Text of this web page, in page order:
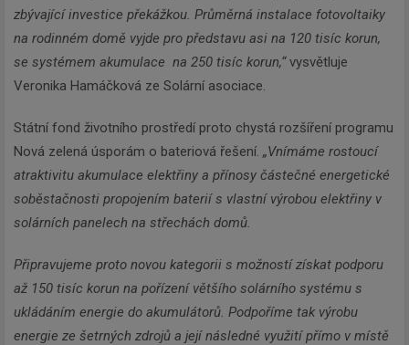
zbývající investice překážkou. Průměrná instalace fotovoltaiky
na rodinném domě vyjde pro představu asi na 120 tisíc korun,
se systémem akumulace na 250 tisíc korun,“vysvětluje
Veronika Hamáčková ze Solární asociace.
Státní fond životního prostředí proto chystá rozšíření programu
Nová zelená úsporám o bateriová řešení. „Vnímáme rostoucí
atraktivitu akumulace elektřiny a přínosy částečné energetické
soběstačnosti propojením baterií s vlastní výrobou elektřiny v
solárních panelech na střechách domů.
Připravujeme proto novou kategorii s možností získat podporu
až 150 tisíc korun na pořízení většího solárního systému s
ukládáním energie do akumulátorů. Podpoříme tak výrobu
energie ze šetrných zdrojů a její následné využití přímo v místě